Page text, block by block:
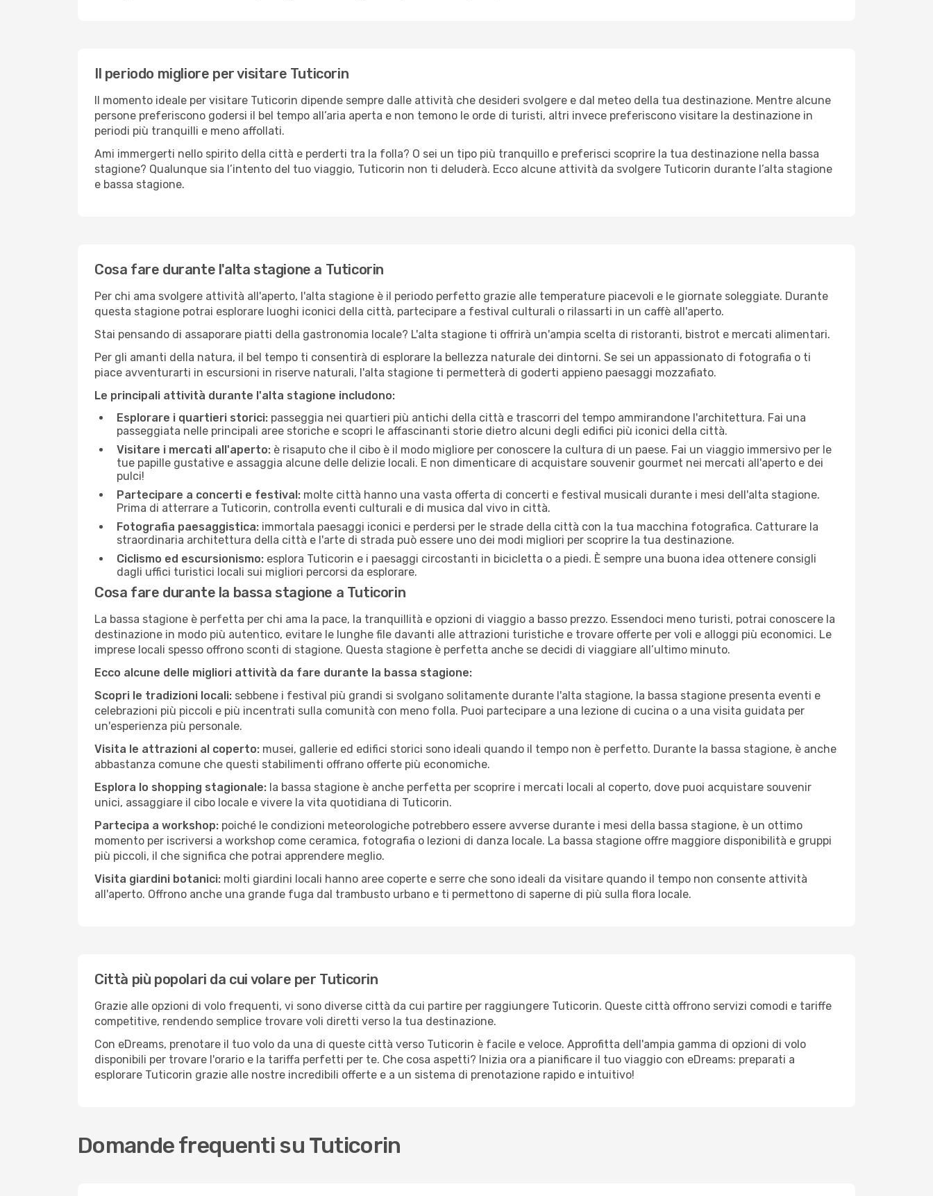
Il periodo migliore per visitare Tuticorin
Il momento ideale per visitare Tuticorin dipende sempre dalle attività che desideri svolgere e dal meteo della tua destinazione. Mentre alcune
persone preferiscono godersi il bel tempo all’aria aperta e non temono le orde di turisti, altri invece preferiscono visitare la destinazione in
periodi più tranquilli e meno affollati.
Ami immergerti nello spirito della città e perderti tra la folla? O sei un tipo più tranquillo e preferisci scoprire la tua destinazione nella bassa
stagione? Qualunque sia l’intento del tuo viaggio, Tuticorin non ti deluderà. Ecco alcune attività da svolgere Tuticorin durante l’alta stagione
e bassa stagione.
Cosa fare durante l'alta stagione a Tuticorin
Per chi ama svolgere attività all'aperto, l'alta stagione è il periodo perfetto grazie alle temperature piacevoli e le giornate soleggiate. Durante
questa stagione potrai esplorare luoghi iconici della città, partecipare a festival culturali o rilassarti in un caffè all'aperto.
Stai pensando di assaporare piatti della gastronomia locale? L'alta stagione ti offrirà un'ampia scelta di ristoranti, bistrot e mercati alimentari.
Per gli amanti della natura, il bel tempo ti consentirà di esplorare la bellezza naturale dei dintorni. Se sei un appassionato di fotografia o ti
piace avventurarti in escursioni in riserve naturali, l'alta stagione ti permetterà di goderti appieno paesaggi mozzafiato.
Le principali attività durante l'alta stagione includono:
Esplorare i quartieri storici: passeggia nei quartieri più antichi della città e trascorri del tempo ammirandone l'architettura. Fai una
passeggiata nelle principali aree storiche e scopri le affascinanti storie dietro alcuni degli edifici più iconici della città.
Visitare i mercati all'aperto: è risaputo che il cibo è il modo migliore per conoscere la cultura di un paese. Fai un viaggio immersivo per le
tue papille gustative e assaggia alcune delle delizie locali. E non dimenticare di acquistare souvenir gourmet nei mercati all'aperto e dei
pulci!
Partecipare a concerti e festival: molte città hanno una vasta offerta di concerti e festival musicali durante i mesi dell'alta stagione.
Prima di atterrare a Tuticorin, controlla eventi culturali e di musica dal vivo in città.
Fotografia paesaggistica: immortala paesaggi iconici e perdersi per le strade della città con la tua macchina fotografica. Catturare la
straordinaria architettura della città e l'arte di strada può essere uno dei modi migliori per scoprire la tua destinazione.
Ciclismo ed escursionismo: esplora Tuticorin e i paesaggi circostanti in bicicletta o a piedi. È sempre una buona idea ottenere consigli
dagli uffici turistici locali sui migliori percorsi da esplorare.
Cosa fare durante la bassa stagione a Tuticorin
La bassa stagione è perfetta per chi ama la pace, la tranquillità e opzioni di viaggio a basso prezzo. Essendoci meno turisti, potrai conoscere la
destinazione in modo più autentico, evitare le lunghe file davanti alle attrazioni turistiche e trovare offerte per voli e alloggi più economici. Le
imprese locali spesso offrono sconti di stagione. Questa stagione è perfetta anche se decidi di viaggiare all’ultimo minuto.
Ecco alcune delle migliori attività da fare durante la bassa stagione:
Scopri le tradizioni locali: sebbene i festival più grandi si svolgano solitamente durante l'alta stagione, la bassa stagione presenta eventi e
celebrazioni più piccoli e più incentrati sulla comunità con meno folla. Puoi partecipare a una lezione di cucina o a una visita guidata per
un'esperienza più personale.
Visita le attrazioni al coperto: musei, gallerie ed edifici storici sono ideali quando il tempo non è perfetto. Durante la bassa stagione, è anche
abbastanza comune che questi stabilimenti offrano offerte più economiche.
Esplora lo shopping stagionale: la bassa stagione è anche perfetta per scoprire i mercati locali al coperto, dove puoi acquistare souvenir
unici, assaggiare il cibo locale e vivere la vita quotidiana di Tuticorin.
Partecipa a workshop: poiché le condizioni meteorologiche potrebbero essere avverse durante i mesi della bassa stagione, è un ottimo
momento per iscriversi a workshop come ceramica, fotografia o lezioni di danza locale. La bassa stagione offre maggiore disponibilità e gruppi
più piccoli, il che significa che potrai apprendere meglio.
Visita giardini botanici: molti giardini locali hanno aree coperte e serre che sono ideali da visitare quando il tempo non consente attività
all'aperto. Offrono anche una grande fuga dal trambusto urbano e ti permettono di saperne di più sulla flora locale.
Città più popolari da cui volare per Tuticorin
Grazie alle opzioni di volo frequenti, vi sono diverse città da cui partire per raggiungere Tuticorin. Queste città offrono servizi comodi e tariffe
competitive, rendendo semplice trovare voli diretti verso la tua destinazione.
Con eDreams, prenotare il tuo volo da una di queste città verso Tuticorin è facile e veloce. Approfitta dell'ampia gamma di opzioni di volo
disponibili per trovare l'orario e la tariffa perfetti per te. Che cosa aspetti? Inizia ora a pianificare il tuo viaggio con eDreams: preparati a
esplorare Tuticorin grazie alle nostre incredibili offerte e a un sistema di prenotazione rapido e intuitivo!
Domande frequenti su Tuticorin